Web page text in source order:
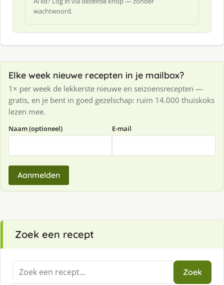
wachtwoord.
Elke week nieuwe recepten in je mailbox?
1× per week de lekkerste nieuwe en seizoensrecepten —
gratis, en je bent in goed gezelschap: ruim 14.000 thuiskoks
lezen mee.
Naam (optioneel) E-mail
Aanmelden
Zoek een recept
Zoeken
naar:
Zoek